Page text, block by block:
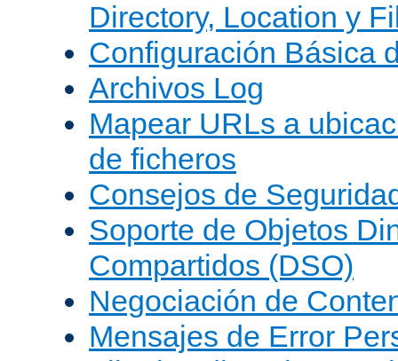
Directory, Location y
Configuración Básica
Archivos Log
Mapear URLs a
de ficheros
Consejos de
Soporte de Objetos
Compartidos (DSO)
Negociación de
Mensajes de Error